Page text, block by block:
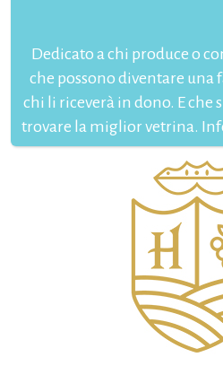
Dedicato a chi produce o
che possono diventare una
chi li riceverà in dono. E che
trovare la miglior vetrina.